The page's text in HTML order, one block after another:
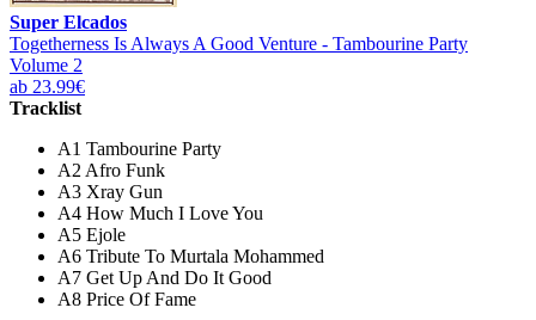
Super Elcados
Togetherness Is Always A Good Venture - Tambourine Party
Volume 2
ab 23.99€
Tracklist
A1 Tambourine Party
A2 Afro Funk
A3 Xray Gun
A4 How Much I Love You
A5 Ejole
A6 Tribute To Murtala Mohammed
A7 Get Up And Do It Good
A8 Price Of Fame